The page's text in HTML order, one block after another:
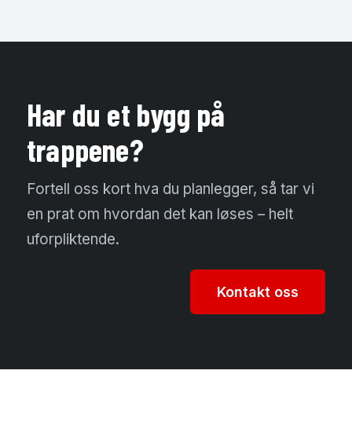
Har du et bygg på
trappene?
Fortell oss kort hva du planlegger, så tar vi
en prat om hvordan det kan løses – helt
uforpliktende.
Kontakt oss